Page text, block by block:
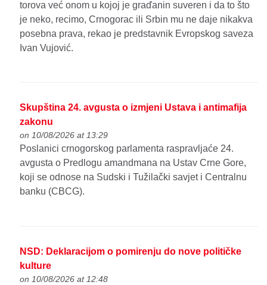
torova već onom u kojoj je graďanin suveren i da to što
je neko, recimo, Crnogorac ili Srbin mu ne daje nikakva
posebna prava, rekao je predstavnik Evropskog saveza
Ivan Vujović.
Skupština 24. avgusta o izmjeni Ustava i antimafija
zakonu
on 10/08/2026 at 13:29
Poslanici crnogorskog parlamenta raspravljaće 24.
avgusta o Predlogu amandmana na Ustav Crne Gore,
koji se odnose na Sudski i Tužilački savjet i Centralnu
banku (CBCG).
NSD: Deklaracijom o pomirenju do nove političke
kulture
on 10/08/2026 at 12:48